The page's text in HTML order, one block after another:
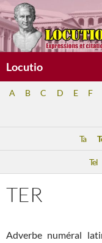
Aller
au
contenu
Locutio
A B C D E F
Ta
Tel
TER
Adverbe numéral